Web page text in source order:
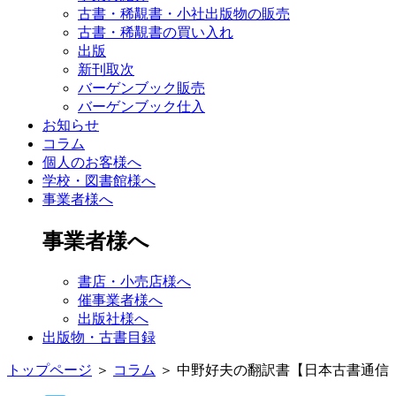
古書・稀覯書・小社出版物の販売
古書・稀覯書の買い入れ
出版
新刊取次
バーゲンブック販売
バーゲンブック仕入
お知らせ
コラム
個人のお客様へ
学校・図書館様へ
事業者様へ
事業者様へ
書店・小売店様へ
催事業者様へ
出版社様へ
出版物・古書目録
トップページ ＞ コラム ＞ 中野好夫の翻訳書【日本古書通信